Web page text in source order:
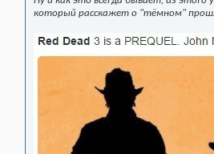
который расскажет о "тёмном"